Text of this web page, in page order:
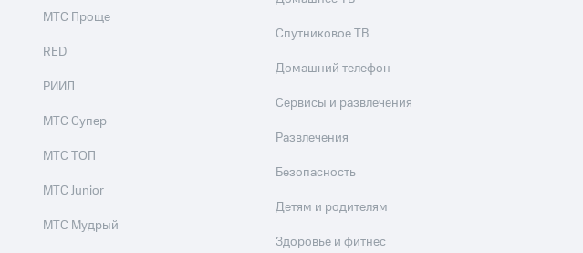
МТС Проще
RED
РИИЛ
МТС Супер
МТС ТОП
МТС Junior
МТС Мудрый
Спутниковое ТВ
Домашний телефон
Сервисы и развлечения
Развлечения
Безопасность
Детям и родителям
Здоровье и фитнес